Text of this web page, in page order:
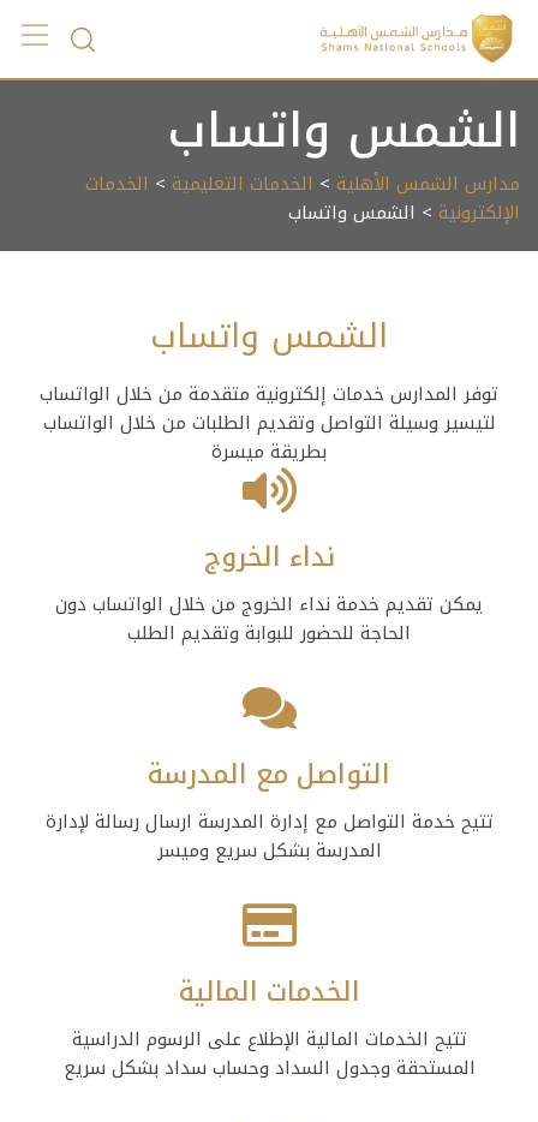
Skip
content
الشمس واتساب
مدارس الشمس الأهلية > الخدمات التعليمية > الخدمات
الإلكترونية > الشمس واتساب
الشمس واتساب
توفر المدارس خدمات إلكترونية متقدمة من خلال الواتساب
لتيسير وسيلة التواصل وتقديم الطلبات من خلال الواتساب
بطريقة ميسرة
نداء الخروج
يمكن تقديم خدمة نداء الخروج من خلال الواتساب دون
الحاجة للحضور للبوابة وتقديم الطلب
التواصل مع المدرسة
تتيح خدمة التواصل مع إدارة المدرسة ارسال رسالة لإدارة
المدرسة بشكل سريع وميسر
الخدمات المالية
تتيح الخدمات المالية الإطلاع على الرسوم الدراسية
المستحقة وجدول السداد وحساب سداد بشكل سريع